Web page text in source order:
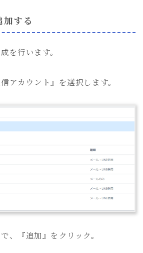
する
を行います。
アカウント』を選択します。
、『追加』をクリック。